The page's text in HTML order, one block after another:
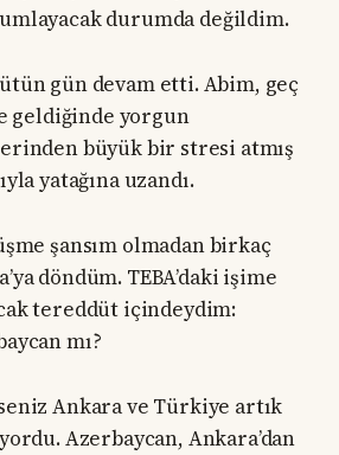
durumda değildim.
gün devam etti. Abim, geç
geldiğinde yorgun
büyük bir stresi atmış
yatağına uzandı.
şansım olmadan birkaç
döndüm. TEBA’daki işime
tereddüt içindeydim:
mı?
Ankara ve Türkiye artık
Azerbaycan, Ankara’dan